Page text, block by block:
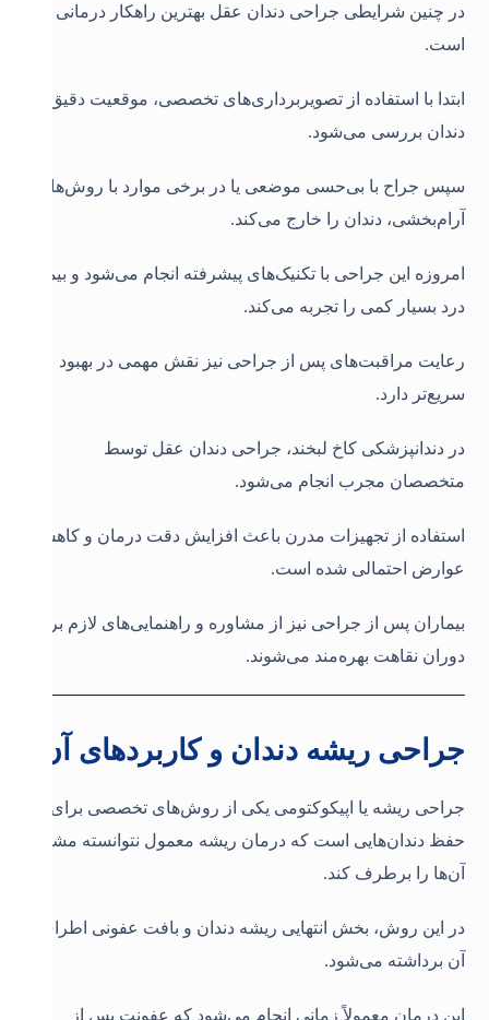
در چنین شرایطی جراحی دندان عقل بهترین راهکار درمانی
است.
ابتدا با استفاده از تصویربرداری‌های تخصصی، موقعیت دقیق
دندان بررسی می‌شود.
سپس جراح با بی‌حسی موضعی یا در برخی موارد با روش‌های
آرام‌بخشی، دندان را خارج می‌کند.
امروزه این جراحی با تکنیک‌های پیشرفته انجام می‌شود و بیمار
درد بسیار کمی را تجربه می‌کند.
رعایت مراقبت‌های پس از جراحی نیز نقش مهمی در بهبود
سریع‌تر دارد.
در دندانپزشکی کاخ لبخند، جراحی دندان عقل توسط
متخصصان مجرب انجام می‌شود.
استفاده از تجهیزات مدرن باعث افزایش دقت درمان و کاهش
عوارض احتمالی شده است.
بیماران پس از جراحی نیز از مشاوره و راهنمایی‌های لازم برای
دوران نقاهت بهره‌مند می‌شوند.
جراحی ریشه دندان و کاربردهای آن
جراحی ریشه یا اپیکوکتومی یکی از روش‌های تخصصی برای
حفظ دندان‌هایی است که درمان ریشه معمول نتوانسته مشکل
آن‌ها را برطرف کند.
در این روش، بخش انتهایی ریشه دندان و بافت عفونی اطراف
آن برداشته می‌شود.
این درمان معمولاً زمانی انجام می‌شود که عفونت پس از